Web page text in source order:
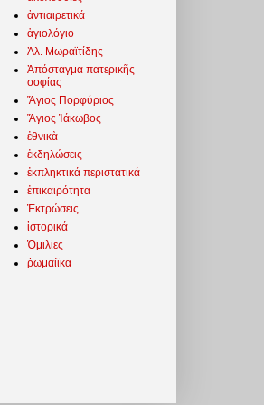
ἀντιαιρετικά
ἁγιολόγιο
Ἀλ. Μωραϊτίδης
Ἀπόσταγμα πατερικῆς
σοφίας
Ἅγιος Πορφύριος
Ἅγιος Ἰάκωβος
ἐθνικὰ
ἐκδηλώσεις
ἐκπληκτικά περιστατικά
ἐπικαιρότητα
Ἐκτρώσεις
ἱστορικά
Ὁμιλίες
ῥωμαίϊκα